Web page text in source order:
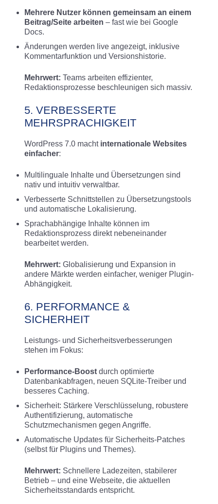
Mehrere Nutzer können gemeinsam an einem
Beitrag/Seite arbeiten – fast wie bei Google
Docs.
Änderungen werden live angezeigt, inklusive
Kommentarfunktion und Versionshistorie.
Mehrwert: Teams arbeiten effizienter,
Redaktionsprozesse beschleunigen sich massiv.
5. VERBESSERTE
MEHRSPRACHIGKEIT
WordPress 7.0 macht internationale Websites
einfacher:
Multilinguale Inhalte und Übersetzungen sind
nativ und intuitiv verwaltbar.
Verbesserte Schnittstellen zu Übersetzungstools
und automatische Lokalisierung.
Sprachabhängige Inhalte können im
Redaktionsprozess direkt nebeneinander
bearbeitet werden.
Mehrwert: Globalisierung und Expansion in
andere Märkte werden einfacher, weniger Plugin-
Abhängigkeit.
6. PERFORMANCE &
SICHERHEIT
Leistungs- und Sicherheitsverbesserungen
stehen im Fokus:
Performance-Boost durch optimierte
Datenbankabfragen, neuen SQLite-Treiber und
besseres Caching.
Sicherheit: Stärkere Verschlüsselung, robustere
Authentifizierung, automatische
Schutzmechanismen gegen Angriffe.
Automatische Updates für Sicherheits-Patches
(selbst für Plugins und Themes).
Mehrwert: Schnellere Ladezeiten, stabilerer
Betrieb – und eine Webseite, die aktuellen
Sicherheitsstandards entspricht.